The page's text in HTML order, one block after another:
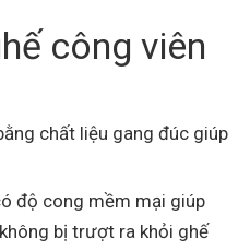
công viên
chất liệu gang đúc giúp
độ cong mềm mại giúp
bị trượt ra khỏi ghế